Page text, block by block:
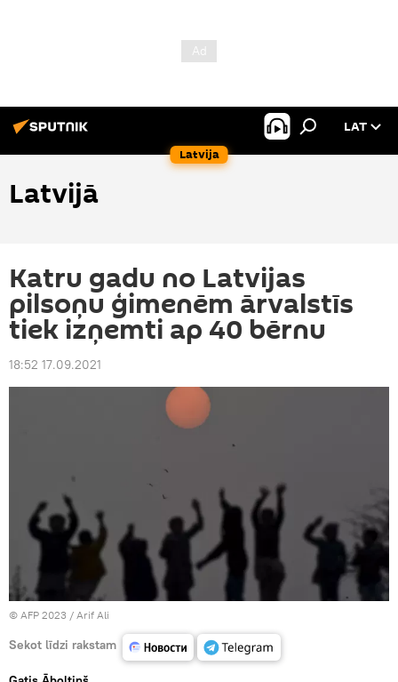
Latvija
LAT
Latvijā
Katru gadu no Latvijas
pilsoņu ģimenēm ārvalstīs
tiek izņemti ap 40 bērnu
18:52 17.09.2021
© AFP 2023 / Arif Ali
Sekot līdzi rakstam